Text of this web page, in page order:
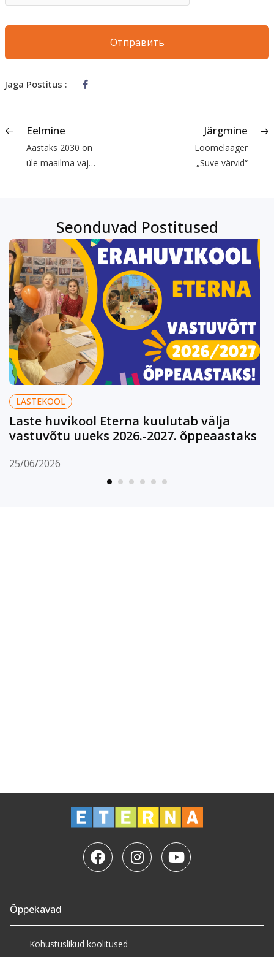
Jaga Postitus :
Eelmine
Aastaks 2030 on
üle maailma vaja
Järgmine
Loomelaager
„Suve värvid“
Seonduvad Postitused
LASTEKOOL
Laste huvikool Eterna kuulutab välja
vastuvõtu uueks 2026.-2027. õppeaastaks
25/06/2026
Õppekavad
Kohustuslikud koolitused